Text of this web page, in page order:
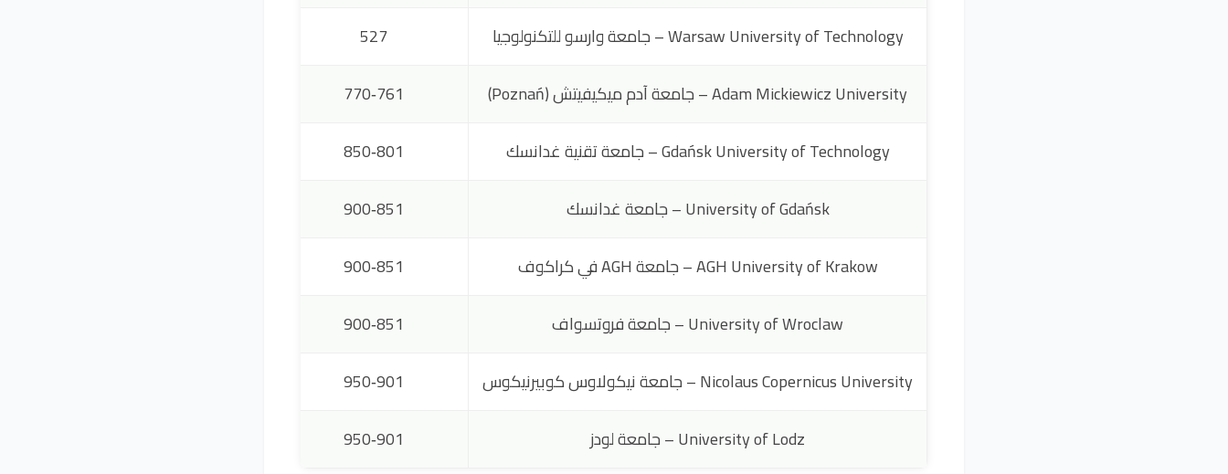
Warsaw University of Technology – جامعة وارسو للتكنولوجيا
527
Adam Mickiewicz University – جامعة آدم ميكيفيتش (Poznań)
761‑770
Gdańsk University of Technology – جامعة تقنية غدانسك
801‑850
University of Gdańsk – جامعة غدانسك
851‑900
AGH University of Krakow – جامعة AGH في كراكوف
851‑900
University of Wroclaw – جامعة فروتسواف
851‑900
Nicolaus Copernicus University – جامعة نيكولاوس كوبيرنيكوس
901‑950
University of Lodz – جامعة لودز
901‑950